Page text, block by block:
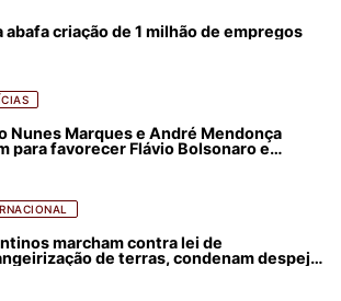
abafa criação de 1 milhão de empregos
Nunes Marques e André Mendonça
para favorecer Flávio Bolsonaro e
marcham contra lei de
de terras, condenam despejos